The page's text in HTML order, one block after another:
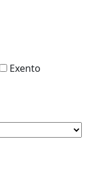
Exento